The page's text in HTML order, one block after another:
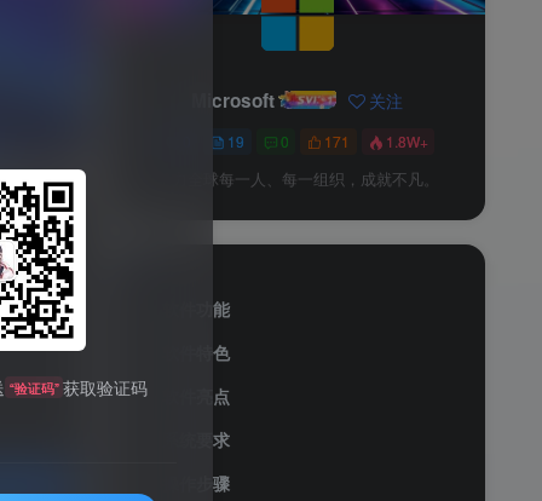
Microsoft 关注
19 0 171 1.8W+
予力全球每一人、每一组织，成就不凡。
软件功能
软件特色
软件亮点
系统要求
操作步骤
“验证码” 获取验证码